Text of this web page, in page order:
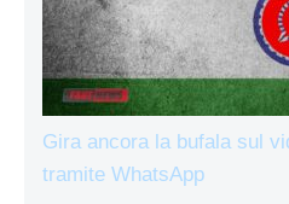
Gira ancora la bufala sul
tramite WhatsApp